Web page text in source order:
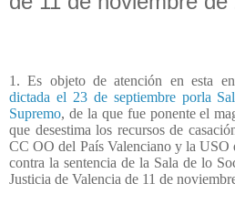
1. Es objeto de atención en esta
dictada el 23 de septiembre porla
Supremo, de la que fue ponente el
que desestima los recursos de
CC OO del País Valenciano y la USO
contra la sentencia de la Sala de lo
Justicia de Valencia de 11 de